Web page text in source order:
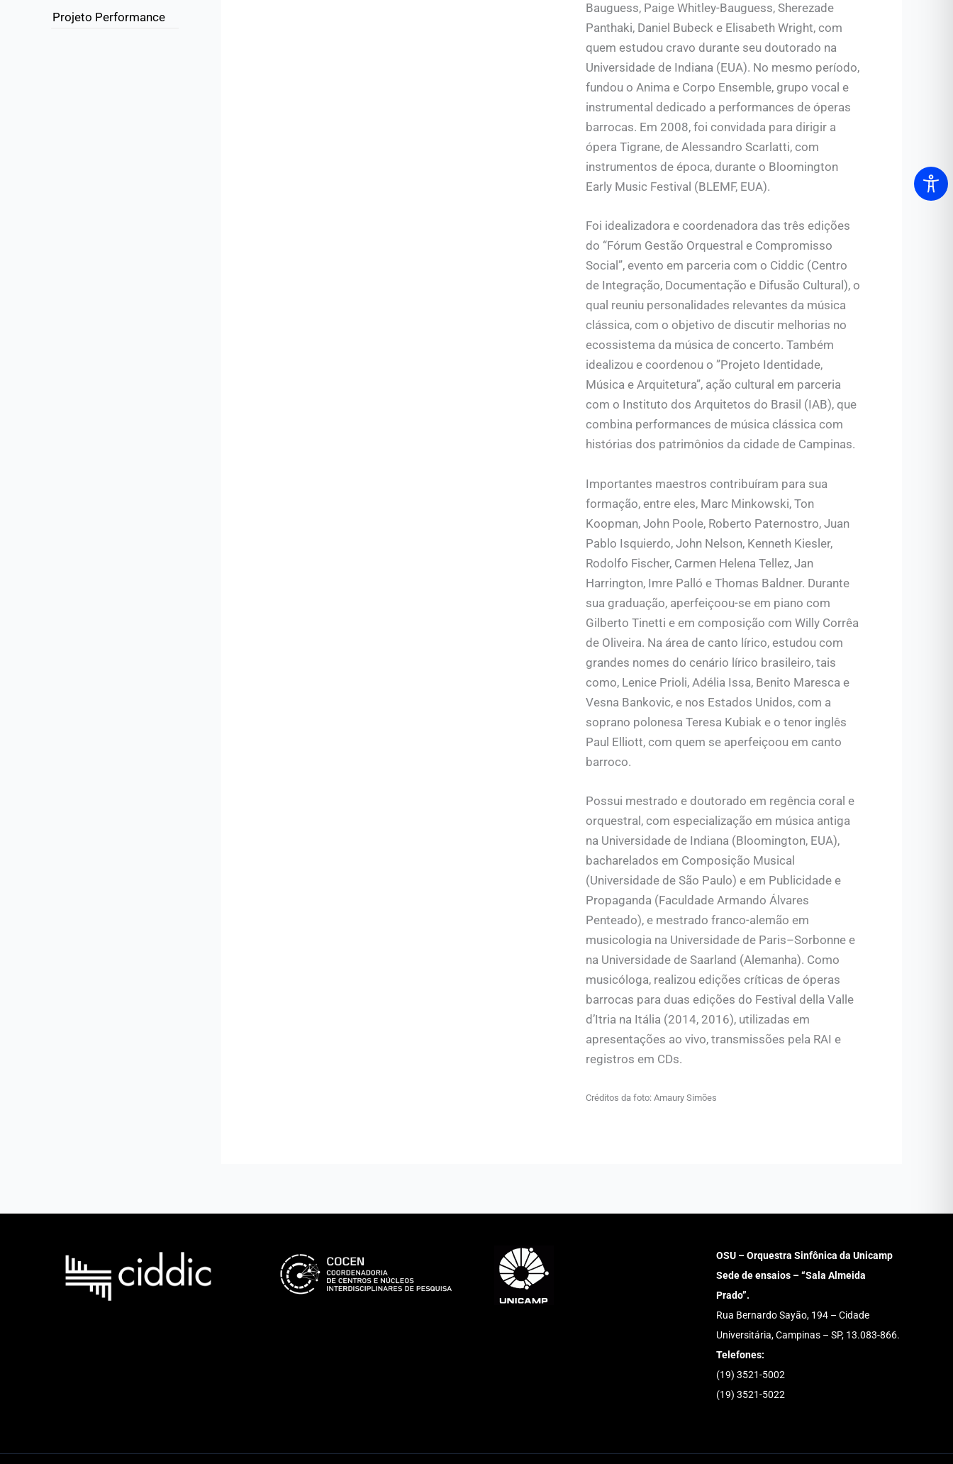
Projeto Performance
Bauguess, Paige Whitley-Bauguess, Sherezade
Panthaki, Daniel Bubeck e Elisabeth Wright, com
quem estudou cravo durante seu doutorado na
Universidade de Indiana (EUA). No mesmo período,
fundou o Anima e Corpo Ensemble, grupo vocal e
instrumental dedicado a performances de óperas
barrocas. Em 2008, foi convidada para dirigir a
ópera Tigrane, de Alessandro Scarlatti, com
instrumentos de época, durante o Bloomington
Early Music Festival (BLEMF, EUA).
Foi idealizadora e coordenadora das três edições
do “Fórum Gestão Orquestral e Compromisso
Social”, evento em parceria com o Ciddic (Centro
de Integração, Documentação e Difusão Cultural), o
qual reuniu personalidades relevantes da música
clássica, com o objetivo de discutir melhorias no
ecossistema da música de concerto. Também
idealizou e coordenou o ”Projeto Identidade,
Música e Arquitetura”, ação cultural em parceria
com o Instituto dos Arquitetos do Brasil (IAB), que
combina performances de música clássica com
histórias dos patrimônios da cidade de Campinas.
Importantes maestros contribuíram para sua
formação, entre eles, Marc Minkowski, Ton
Koopman, John Poole, Roberto Paternostro, Juan
Pablo Isquierdo, John Nelson, Kenneth Kiesler,
Rodolfo Fischer, Carmen Helena Tellez, Jan
Harrington, Imre Palló e Thomas Baldner. Durante
sua graduação, aperfeiçoou-se em piano com
Gilberto Tinetti e em composição com Willy Corrêa
de Oliveira. Na área de canto lírico, estudou com
grandes nomes do cenário lírico brasileiro, tais
como, Lenice Prioli, Adélia Issa, Benito Maresca e
Vesna Bankovic, e nos Estados Unidos, com a
soprano polonesa Teresa Kubiak e o tenor inglês
Paul Elliott, com quem se aperfeiçoou em canto
barroco.
Possui mestrado e doutorado em regência coral e
orquestral, com especialização em música antiga
na Universidade de Indiana (Bloomington, EUA),
bacharelados em Composição Musical
(Universidade de São Paulo) e em Publicidade e
Propaganda (Faculdade Armando Álvares
Penteado), e mestrado franco-alemão em
musicologia na Universidade de Paris–Sorbonne e
na Universidade de Saarland (Alemanha). Como
musicóloga, realizou edições críticas de óperas
barrocas para duas edições do Festival della Valle
d’Itria na Itália (2014, 2016), utilizadas em
apresentações ao vivo, transmissões pela RAI e
registros em CDs.
Créditos da foto: Amaury Simões
OSU – Orquestra Sinfônica da Unicamp
Sede de ensaios – “Sala Almeida
Prado”.
Rua Bernardo Sayão, 194 – Cidade
Universitária, Campinas – SP, 13.083-866.
Telefones:
(19) 3521-5002
(19) 3521-5022